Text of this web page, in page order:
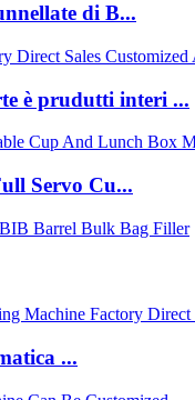
di B...
è prudutti interi ...
Servo Cu...
...